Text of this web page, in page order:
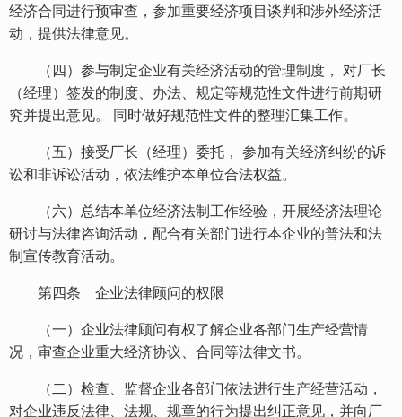
经济合同进行预审查，参加重要经济项目谈判和涉外经济活
动，提供法律意见。
（四）参与制定企业有关经济活动的管理制度， 对厂长
（经理）签发的制度、办法、规定等规范性文件进行前期研
究并提出意见。 同时做好规范性文件的整理汇集工作。
（五）接受厂长（经理）委托， 参加有关经济纠纷的诉
讼和非诉讼活动，依法维护本单位合法权益。
（六）总结本单位经济法制工作经验，开展经济法理论
研讨与法律咨询活动，配合有关部门进行本企业的普法和法
制宣传教育活动。
第四条 企业法律顾问的权限
（一）企业法律顾问有权了解企业各部门生产经营情
况，审查企业重大经济协议、合同等法律文书。
（二）检查、监督企业各部门依法进行生产经营活动，
对企业违反法律、法规、规章的行为提出纠正意见，并向厂